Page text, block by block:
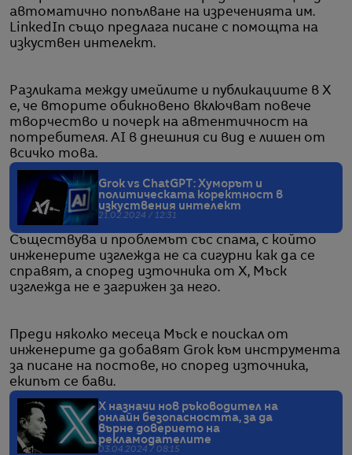
автоматично попълване на изреченията им.
LinkedIn също предлага писане с помощта на
изкуствен интелект.
Разликата между имейлите и публикациите в X
е, че вторите обикновено включват повече
творчество и почерк на автентичност на
потребителя. AI в днешния си вид е лишен от
всичко това.
Grok vs ChatGPT: Хуморът и
политическата коректност в
изкуствения интелект
21.02.2024 / 12:31
Съществува и проблемът със спама, с който
инженерите изглежда не са сигурни как да се
справят, а според източника от X, Мъск
изглежда не е загрижен за него.
Преди няколко месеца Мъск е поискал от
инженерите да добавят Grok към инструмента
за писане на постове, но според източника,
екипът се бави.
X назначи нов ръководител на
онлайн безопасността, за да
върне доверието на
рекламодателите
03.04.2024 / 08:15